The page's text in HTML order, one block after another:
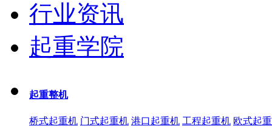
行业资讯
起重学院
起重整机
桥式起重机 门式起重机 港口起重机 工程起重机 欧式起